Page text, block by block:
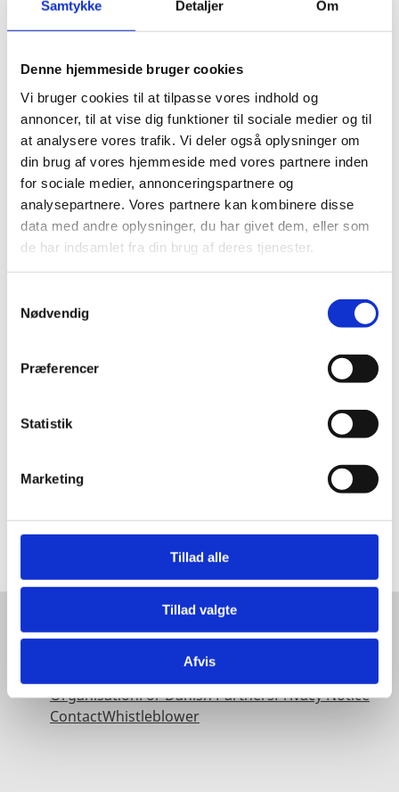
Samtykke Detaljer Om
Denne hjemmeside bruger cookies
Vi bruger cookies til at tilpasse vores indhold og
annoncer, til at vise dig funktioner til sociale medier og til
at analysere vores trafik. Vi deler også oplysninger om
din brug af vores hjemmeside med vores partnere inden
for sociale medier, annonceringspartnere og
analysepartnere. Vores partnere kan kombinere disse
data med andre oplysninger, du har givet dem, eller som
de har indsamlet fra din brug af deres tjenester.
Nødvendig
Præferencer
Statistik
Marketing
Tillad alle
Tillad valgte
Afvis
我局隶属于丹麦外交部，您可以在欧洲，北美
到具备良好的商业背景，拥有深刻的行业见解
的投资官员，他们拥有良好的人际关系网，随
时准备为您在丹麦选址的各种问题提供建议。
进署密切合作，为外国投资者提供指定区域的商业机会。
About
OrganisationFor Danish PartnersPrivacy Notice
ContactWhistleblower